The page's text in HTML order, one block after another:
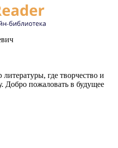
где творчество и
Добро пожаловать в будущее